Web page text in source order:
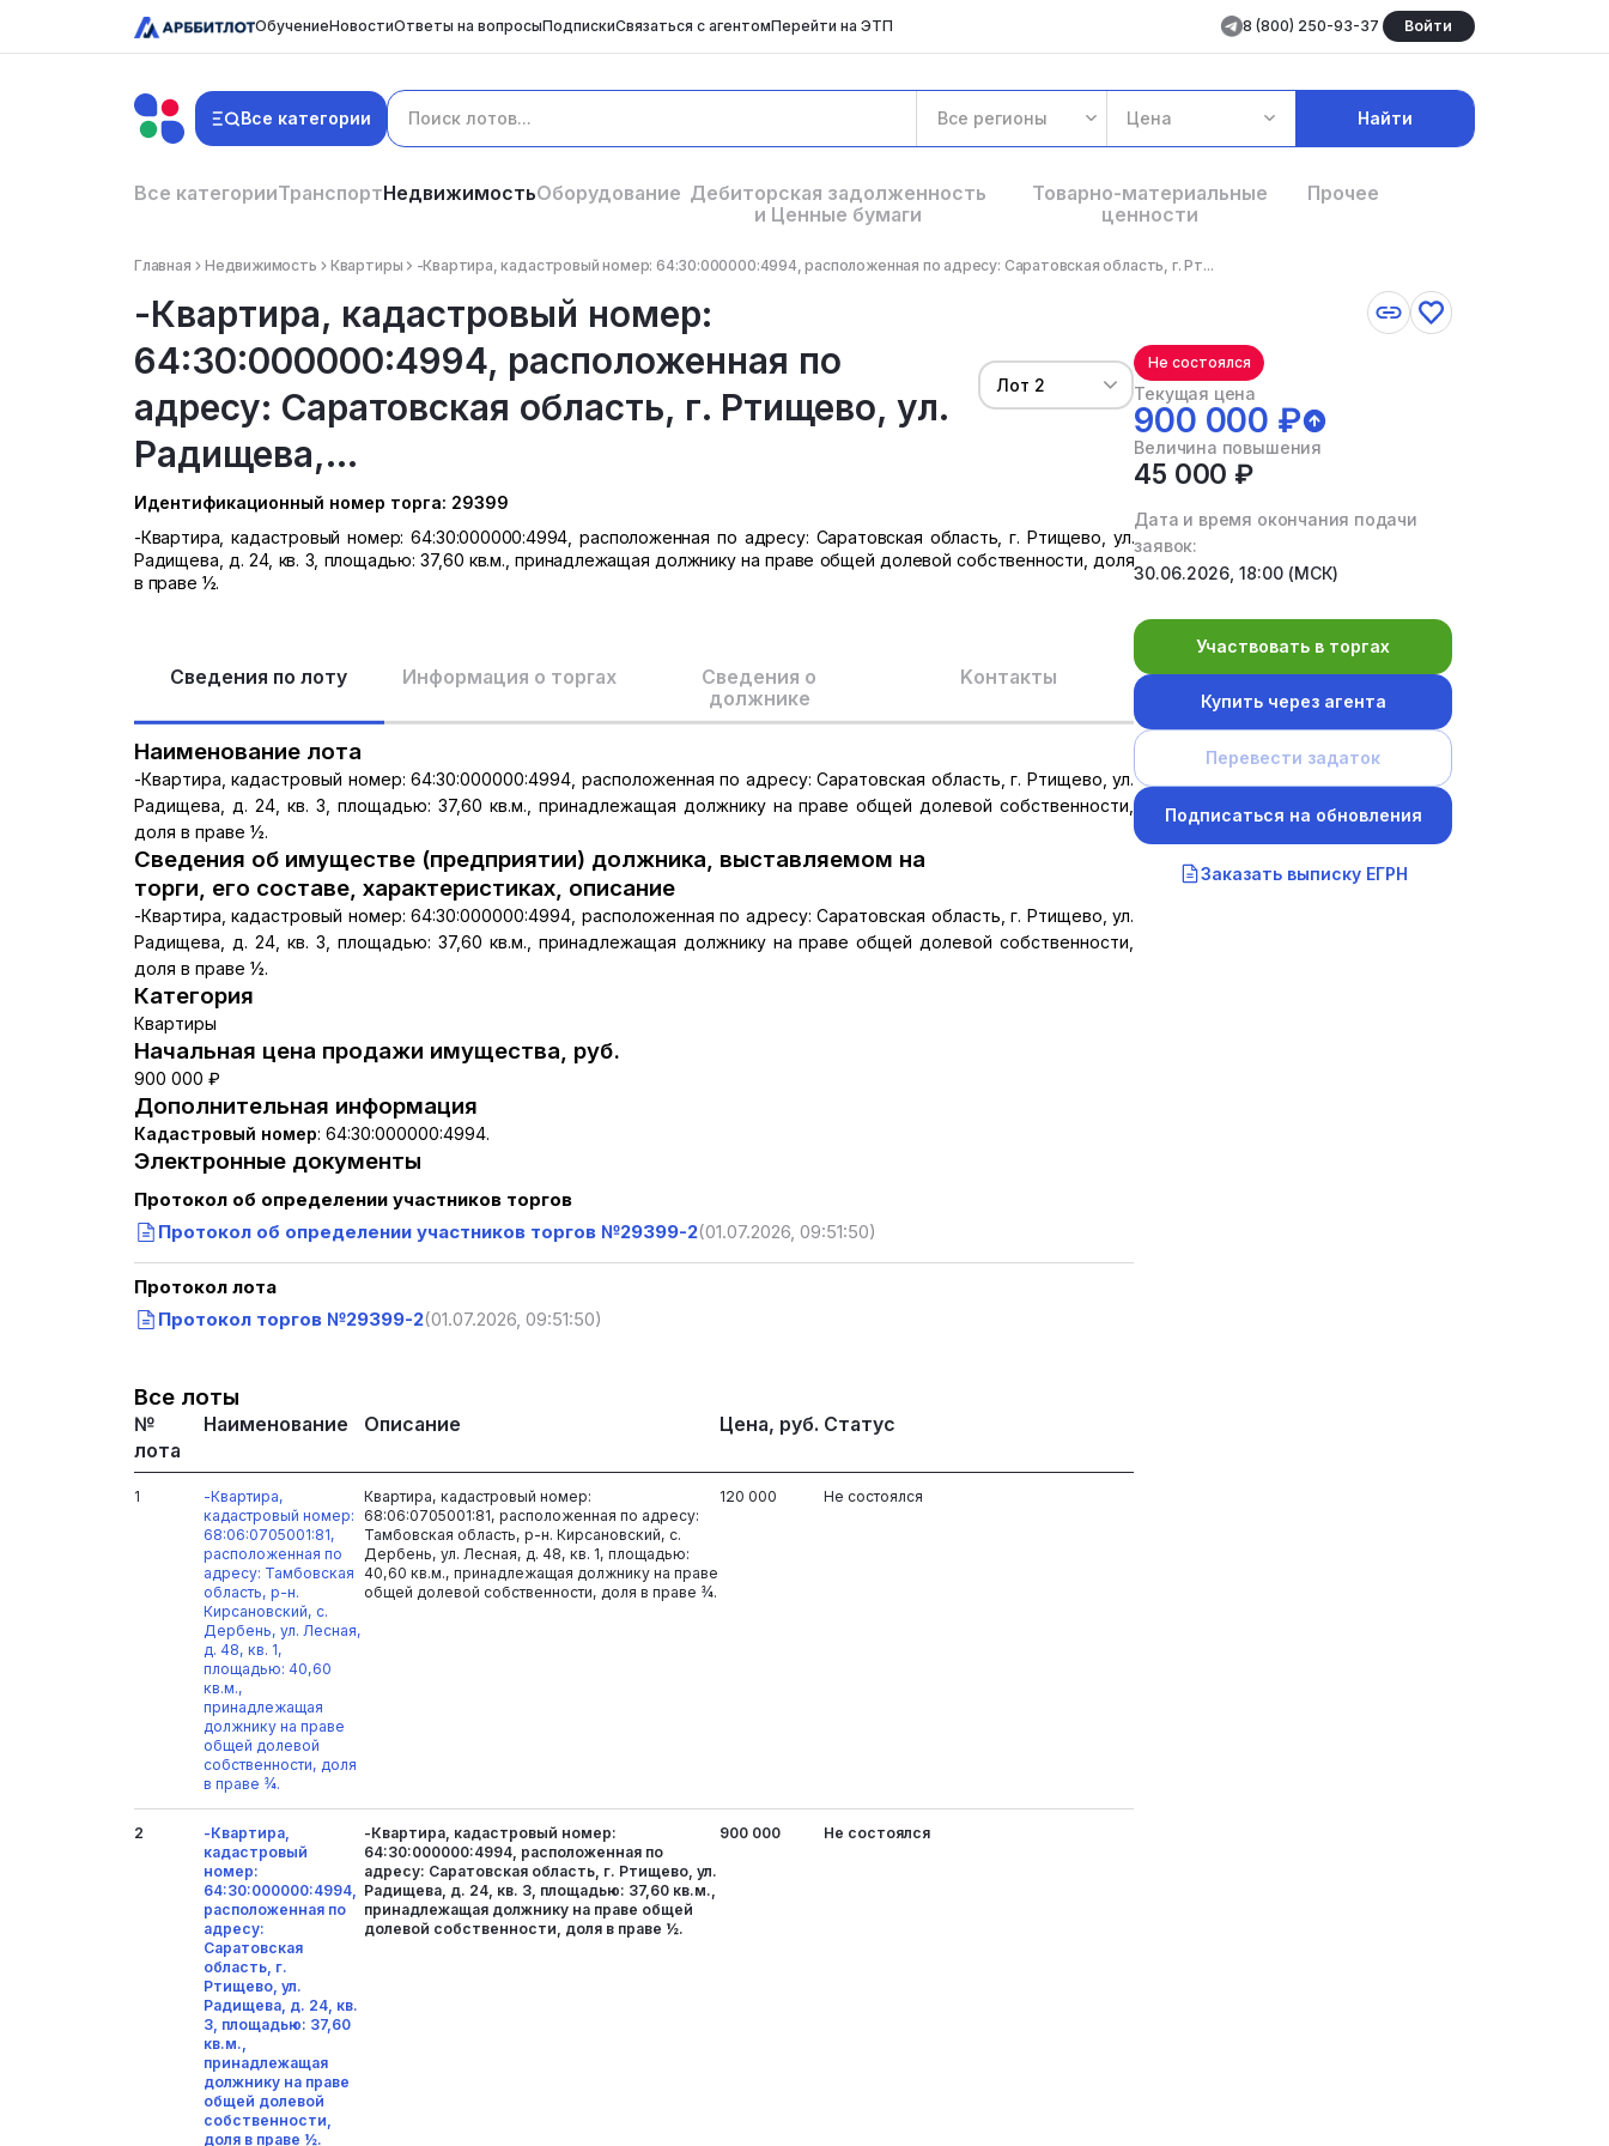
ОбучениеНовостиОтветы на вопросыПодпискиСвязаться с агентомПерейти на ЭТП 8 (800) 250-93-37 Войти
Все категории Все регионы Цена Найти
Все категорииТранспортНедвижимостьОборудование Дебиторская задолженность
и Ценные бумаги
Товарно-материальные
ценности
Прочее
Главная Недвижимость Квартиры -Квартира, кадастровый номер: 64:30:000000:4994, расположенная по адресу: Саратовская область, г. Рт...
-Квартира, кадастровый номер:
64:30:000000:4994, расположенная по
адресу: Саратовская область, г. Ртищево, ул.
Радищева,...
Лот 2
Идентификационный номер торга: 29399
-Квартира, кадастровый номер: 64:30:000000:4994, расположенная по адресу: Саратовская область, г. Ртищево, ул.
Радищева, д. 24, кв. 3, площадью: 37,60 кв.м., принадлежащая должнику на праве общей долевой собственности, доля
в праве ½.
Сведения по лоту Информация о торгах
Сведения о
должнике
Kонтакты
Наименование лота
-Квартира, кадастровый номер: 64:30:000000:4994, расположенная по адресу: Саратовская область, г. Ртищево, ул.
Радищева, д. 24, кв. 3, площадью: 37,60 кв.м., принадлежащая должнику на праве общей долевой собственности,
доля в праве ½.
Сведения об имуществе (предприятии) должника, выставляемом на
торги, его составе, характеристиках, описание
-Квартира, кадастровый номер: 64:30:000000:4994, расположенная по адресу: Саратовская область, г. Ртищево, ул.
Радищева, д. 24, кв. 3, площадью: 37,60 кв.м., принадлежащая должнику на праве общей долевой собственности,
доля в праве ½.
Категория
Квартиры
Начальная цена продажи имущества, руб.
900 000 ₽
Дополнительная информация
Кадастровый номер: 64:30:000000:4994.
Электронные документы
Протокол об определении участников торгов
Протокол об определении участников торгов №29399-2(01.07.2026, 09:51:50)
Протокол лота
Протокол торгов №29399-2(01.07.2026, 09:51:50)
Все лоты
№
лота
Наименование Описание Цена, руб. Статус
1
-Квартира,
кадастровый номер:
68:06:0705001:81,
расположенная по
адресу: Тамбовская
область, р-н.
Кирсановский, с.
Дербень, ул. Лесная,
д. 48, кв. 1,
площадью: 40,60
кв.м.,
принадлежащая
должнику на праве
общей долевой
собственности, доля
в праве ¾.
Квартира, кадастровый номер:
68:06:0705001:81, расположенная по адресу:
Тамбовская область, р-н. Кирсановский, с.
Дербень, ул. Лесная, д. 48, кв. 1, площадью:
40,60 кв.м., принадлежащая должнику на праве
общей долевой собственности, доля в праве ¾.
120 000 Не состоялся
2
-Квартира,
кадастровый
номер:
64:30:000000:4994,
расположенная по
адресу:
Саратовская
область, г.
Ртищево, ул.
Радищева, д. 24, кв.
3, площадью: 37,60
кв.м.,
принадлежащая
должнику на праве
общей долевой
собственности,
доля в праве ½.
-Квартира, кадастровый номер:
64:30:000000:4994, расположенная по
адресу: Саратовская область, г. Ртищево, ул.
Радищева, д. 24, кв. 3, площадью: 37,60 кв.м.,
принадлежащая должнику на праве общей
долевой собственности, доля в праве ½.
900 000 Не состоялся
Не состоялся
Текущая цена
900 000 ₽
Величина повышения
45 000 ₽
Дата и время окончания подачи
заявок:
30.06.2026, 18:00 (МСК)
Участвовать в торгах
Купить через агента
Перевести задаток
Подписаться на обновления
Заказать выписку ЕГРН